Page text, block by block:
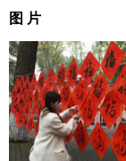
图 片